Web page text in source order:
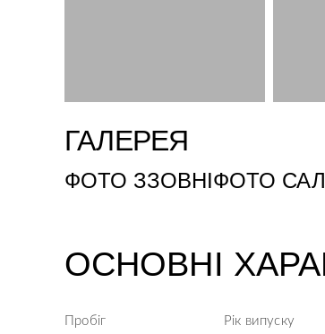
ГАЛЕРЕЯ
ФОТО ЗЗОВНІФОТО
ОСНОВНІ
Пробіг Рік випуску